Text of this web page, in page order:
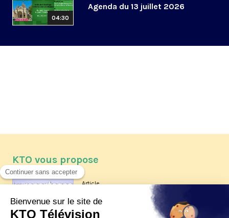
04:30
Agenda du 13 juillet 2026
KTO vous propose
Article
Les reportages d'été 2026 de KTO